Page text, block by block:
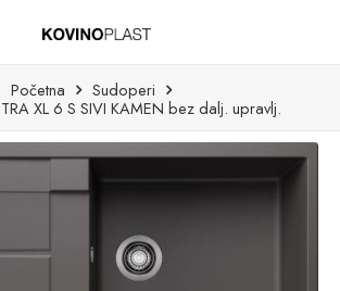
Početna
Sudoperi
XL 6 S SIVI KAMEN bez dalj. upravlj.